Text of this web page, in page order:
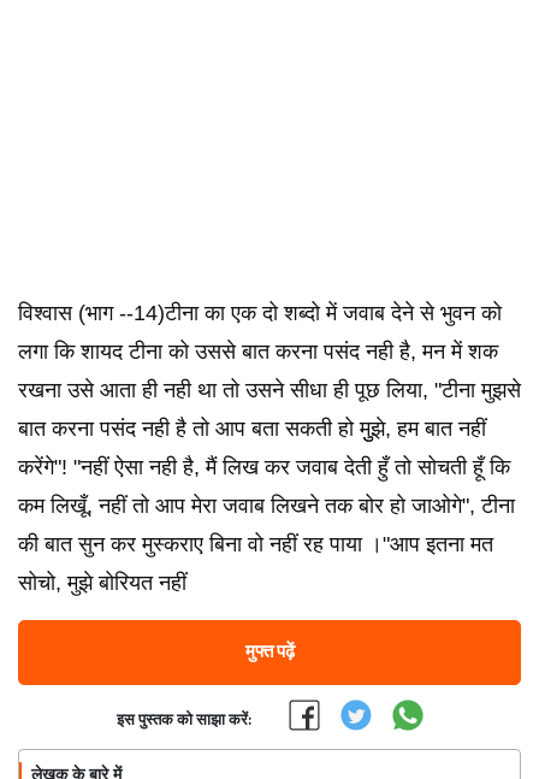
विश्वास (भाग --14)टीना का एक दो शब्दो में जवाब देने से भुवन को
लगा कि शायद टीना को उससे बात करना पसंद नही है, मन में शक
रखना उसे आता ही नही था तो उसने सीधा ही पूछ लिया, "टीना मुझसे
बात करना पसंद नही है तो आप बता सकती हो मुुझे, हम बात नहीं
करेंगे"! "नहीं ऐसा नही है, मैं लिख कर जवाब देती हुँ तो सोचती हूँ कि
कम लिखूँ, नहीं तो आप मेरा जवाब लिखने तक बोर हो जाओगे", टीना
की बात सुन कर मुस्कराए बिना वो नहीं रह पाया ।"आप इतना मत
सोचो, मुझे बोरियत नहीं
मुफ्त पढ़ें
इस पुस्तक को साझा करें:
लेखक के बारे में